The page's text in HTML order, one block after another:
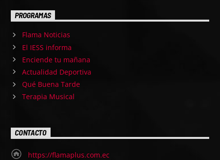
PROGRAMAS
Flama Noticias
El IESS informa
Enciende tu mañana
Actualidad Deportiva
Qué Buena Tarde
Terapia Musical
CONTACTO
https://flamaplus.com.ec